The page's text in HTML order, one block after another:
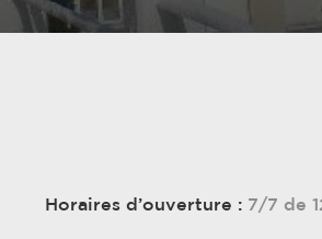
Horaires d’ouverture : 7/7 de